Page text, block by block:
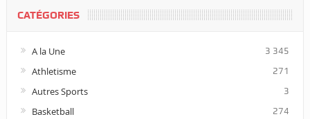
CATÉGORIES
A la Une 3 345
Athletisme 271
Autres Sports 3
Basketball 274